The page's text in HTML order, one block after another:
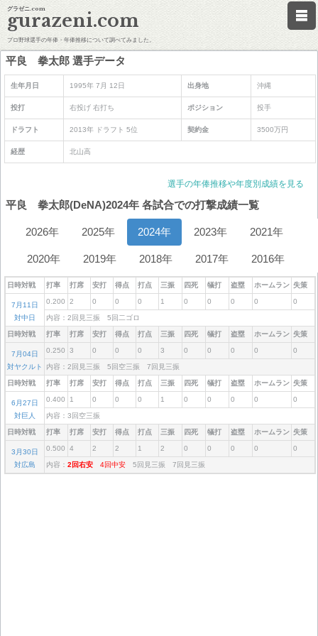
グラゼニ.com
gurazeni.com
プロ野球選手の年俸・年俸推移について調べてみました。
平良 拳太郎 選手データ
生年月日 1995年 7月 12日 出身地 沖縄
投打 右投げ 右打ち ポジション 投手
ドラフト 2013年 ドラフト 5位 契約金 3500万円
経歴 北山高
選手の年俸推移や年度別成績を見る
平良 拳太郎(DeNA)2024年 各試合での打撃成績一覧
2026年 2025年 2024年 2023年 2021年
2020年 2019年 2018年 2017年 2016年
日時対戦 打率 打席 安打 得点 打点 三振 四死 犠打 盗塁 ホームラン 失策
7月11日
対中日
0.200 2 0 0 0 1 0 0 0 0 0
内容：2回見三振 5回二ゴロ
日時対戦 打率 打席 安打 得点 打点 三振 四死 犠打 盗塁 ホームラン 失策
7月04日
対ヤクルト
0.250 3 0 0 0 3 0 0 0 0 0
内容：2回見三振 5回空三振 7回見三振
日時対戦 打率 打席 安打 得点 打点 三振 四死 犠打 盗塁 ホームラン 失策
6月27日
対巨人
0.400 1 0 0 0 1 0 0 0 0 0
内容：3回空三振
日時対戦 打率 打席 安打 得点 打点 三振 四死 犠打 盗塁 ホームラン 失策
3月30日
対広島
0.500 4 2 2 1 2 0 0 0 0 0
内容： 2回右安 4回中安 5回見三振 7回見三振